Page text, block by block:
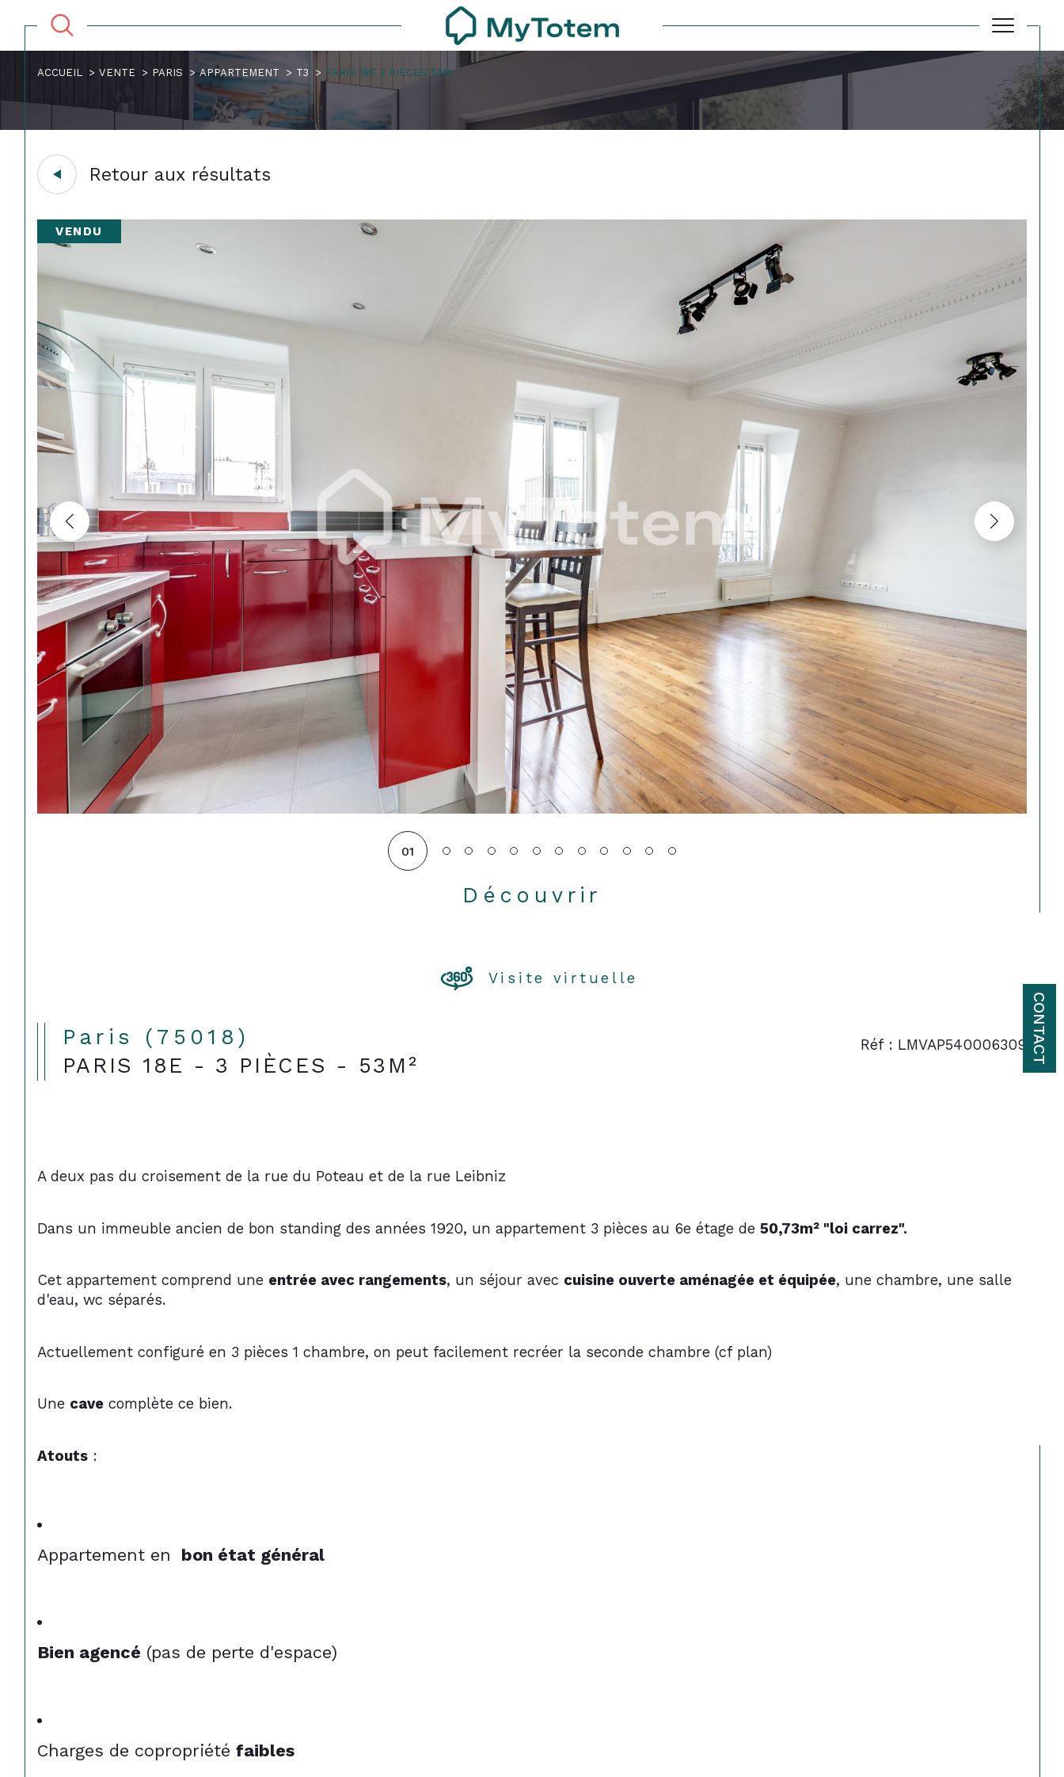
CONTACT
ACCUEIL VENTE PARIS APPARTEMENT T3 PARIS 18E 3 PIECES 53M
Retour aux résultats
VENDU
01
Découvrir
Visite virtuelle
Paris (75018)
PARIS 18E - 3 PIÈCES - 53M²
Réf : LMVAP540006309
A deux pas du croisement de la rue du Poteau et de la rue Leibniz
Dans un immeuble ancien de bon standing des années 1920, un appartement 3 pièces au 6e étage de 50,73m² "loi carrez".
Cet appartement comprend une entrée avec rangements, un séjour avec cuisine ouverte aménagée et équipée, une chambre, une salle
d'eau, wc séparés.
Actuellement configuré en 3 pièces 1 chambre, on peut facilement recréer la seconde chambre (cf plan)
Une cave complète ce bien.
Atouts :
Appartement en bon état général
Bien agencé (pas de perte d'espace)
Charges de copropriété faibles